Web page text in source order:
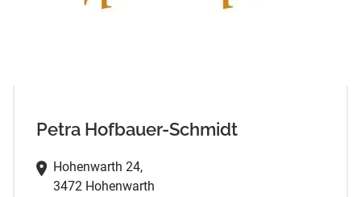
Petra Hofbauer-Schmidt
Hohenwarth 24,
3472 Hohenwarth